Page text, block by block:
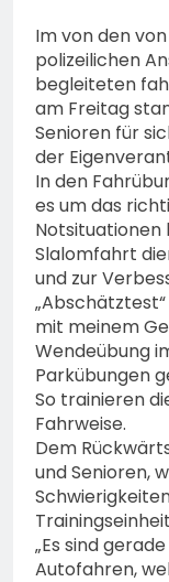
Im von den
polizeilichen
begleiteten
am Freitag
Senioren für
der
In den
es um das
Notsituationen
Slalomfahrt
und zur
mit meinem
Wendeübung
Parkübungen
So trainieren
Fahrweise.
Dem
und Senioren,
„Es sind
Autofahren,